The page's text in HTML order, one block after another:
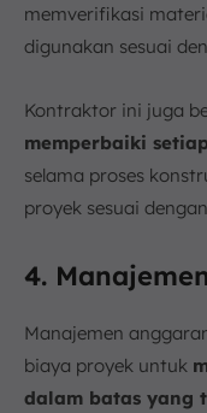
memverifikasi
digunakan sesuai
Kontraktor ini juga
memperbaiki
selama proses
proyek sesuai
4.
Manajemen
biaya proyek untuk
dalam batas yang